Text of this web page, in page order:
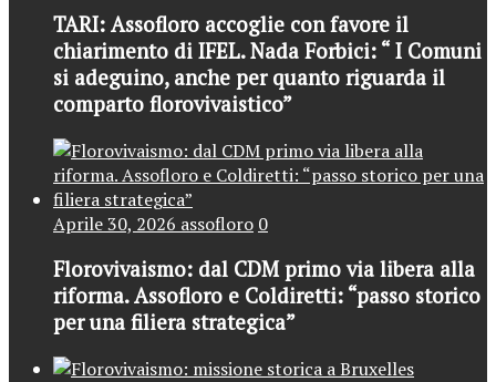
TARI: Assofloro accoglie con favore il
chiarimento di IFEL. Nada Forbici: “ I Comuni
si adeguino, anche per quanto riguarda il
comparto florovivaistico”
Aprile 30, 2026 assofloro 0
Florovivaismo: dal CDM primo via libera alla
riforma. Assofloro e Coldiretti: “passo storico
per una filiera strategica”